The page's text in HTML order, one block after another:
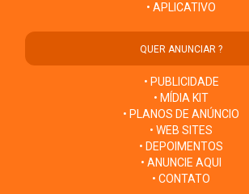
• APLICATIVO
QUER ANUNCIAR ?
• PUBLICIDADE
• MÍDIA KIT
• PLANOS DE ANÚNCIO
• WEB SITES
• DEPOIMENTOS
• ANUNCIE AQUI
• CONTATO